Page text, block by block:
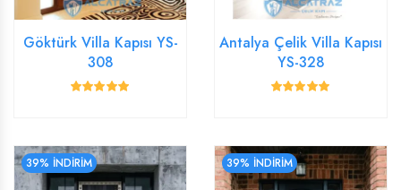
Göktürk Villa Kapısı YS-
308
Antalya Çelik Villa Kapısı
YS-328
39% İNDİRİM 39% İNDİRİM